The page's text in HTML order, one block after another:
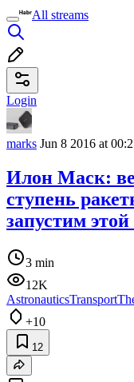
All streams
Login
marks Jun 8 2016 at
Илон Маск:
ступень
запустим
3 min
12K
AstronauticsTransport
+10
12